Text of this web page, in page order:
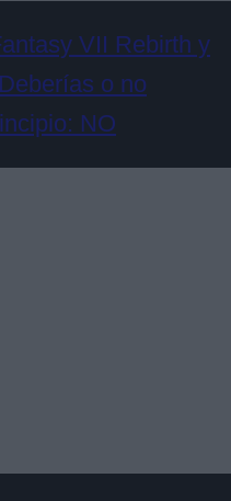
VII Rebirth y
o no
NO